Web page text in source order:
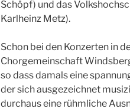
Schöpf) und das
Karlheinz Metz).
Schon bei den Konzerten in
Chorgemeinschaft
so dass damals eine
der sich ausgezeichnet
durchaus eine rühmliche